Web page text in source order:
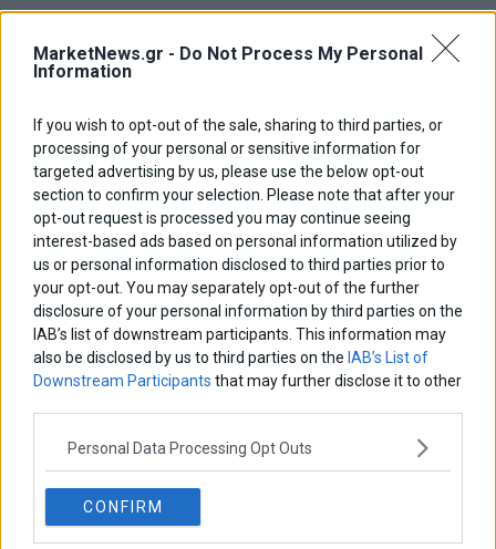
MarketNews.gr - Do Not Process My Personal
Information
If you wish to opt-out of the sale, sharing to third parties, or
processing of your personal or sensitive information for
targeted advertising by us, please use the below opt-out
section to confirm your selection. Please note that after your
opt-out request is processed you may continue seeing
interest-based ads based on personal information utilized by
us or personal information disclosed to third parties prior to
your opt-out. You may separately opt-out of the further
disclosure of your personal information by third parties on the
IAB’s list of downstream participants. This information may
also be disclosed by us to third parties on the IAB’s List of
Downstream Participants that may further disclose it to other
Personal Data Processing Opt Outs
CONFIRM
Η ηγεσία του SPD συζητά τα επόμενα βήματα
Προς προσωρινή προεδρία τριών προσώπων προσανατολίζονται
οι γερμανοί Σοσιαλδημοκράτες
3 Ιουνίου 2019 Ευρώπη · Πολιτική